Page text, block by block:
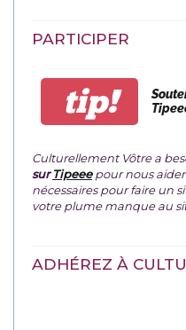
PARTICIPER
tip!
Culturellement Vôtre a
surTipeeepour nous aider
nécessaires pour faire un
votre plume manque au
ADHÉREZ À